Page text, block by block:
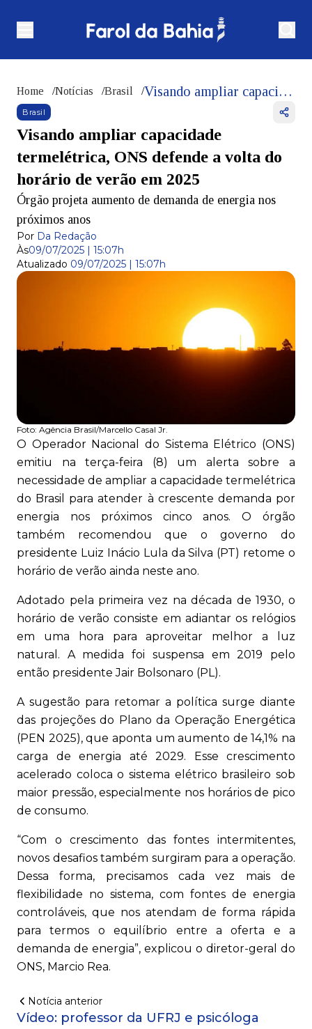
Home /Notícias /Brasil / Visando ampliar capacidade termelétrica, ONS defende a volta do horário de verão em 2025
Brasil
Visando ampliar capacidade
termelétrica, ONS defende a volta do
horário de verão em 2025
Órgão projeta aumento de demanda de energia nos
próximos anos
Por Da Redação
Às09/07/2025 | 15:07h
Atualizado 09/07/2025 | 15:07h
Foto: Agência Brasil/Marcello Casal Jr.
O Operador Nacional do Sistema Elétrico (ONS)
emitiu na terça-feira (8) um alerta sobre a
necessidade de ampliar a capacidade termelétrica
do Brasil para atender à crescente demanda por
energia nos próximos cinco anos. O órgão
também recomendou que o governo do
presidente Luiz Inácio Lula da Silva (PT) retome o
horário de verão ainda neste ano.
Adotado pela primeira vez na década de 1930, o
horário de verão consiste em adiantar os relógios
em uma hora para aproveitar melhor a luz
natural. A medida foi suspensa em 2019 pelo
então presidente Jair Bolsonaro (PL).
A sugestão para retomar a política surge diante
das projeções do Plano da Operação Energética
(PEN 2025), que aponta um aumento de 14,1% na
carga de energia até 2029. Esse crescimento
acelerado coloca o sistema elétrico brasileiro sob
maior pressão, especialmente nos horários de pico
de consumo.
“Com o crescimento das fontes intermitentes,
novos desafios também surgiram para a operação.
Dessa forma, precisamos cada vez mais de
flexibilidade no sistema, com fontes de energia
controláveis, que nos atendam de forma rápida
para termos o equilíbrio entre a oferta e a
demanda de energia”, explicou o diretor-geral do
ONS, Marcio Rea.
Notícia anterior
Vídeo: professor da UFRJ e psicóloga